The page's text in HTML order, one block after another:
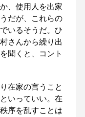
、使用人を出家
だが、これらの
いるそうだ。ひ
さんから繰り出
聞くと、コント
在家の言うこと
いっていい。在
序を乱すことは